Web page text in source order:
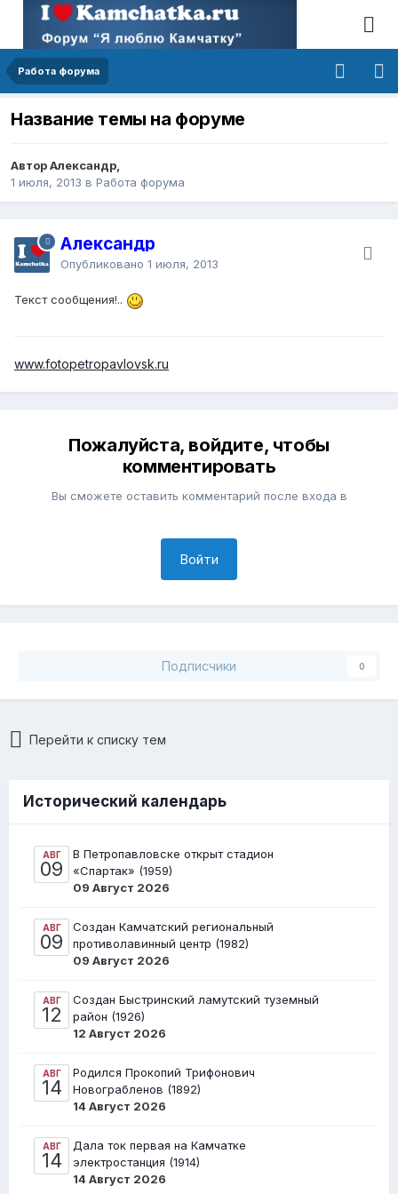
Работа форума
Название темы на форуме
Автор Александр,
1 июля, 2013 в Работа форума
Александр
Опубликовано 1 июля, 2013
Текст сообщения!..
www.fotopetropavlovsk.ru
Пожалуйста, войдите, чтобы
комментировать
Вы сможете оставить комментарий после входа в
Войти
Подписчики 0
Перейти к списку тем
Исторический календарь
АВГ
09
В Петропавловске открыт стадион
«Спартак» (1959)
09 Август 2026
АВГ
09
Создан Камчатский региональный
противолавинный центр (1982)
09 Август 2026
АВГ
12
Создан Быстринский ламутский туземный
район (1926)
12 Август 2026
АВГ
14
Родился Прокопий Трифонович
Новограбленов (1892)
14 Август 2026
АВГ
14
Дала ток первая на Камчатке
электростанция (1914)
14 Август 2026